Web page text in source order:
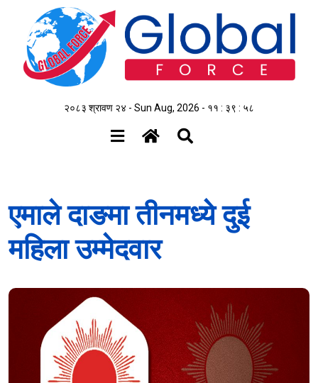
२०८३ श्रावण २४ - Sun Aug, 2026 - ११ : ३९ : ५८
एमाले दाङमा तीनमध्ये दुई
महिला उम्मेदवार